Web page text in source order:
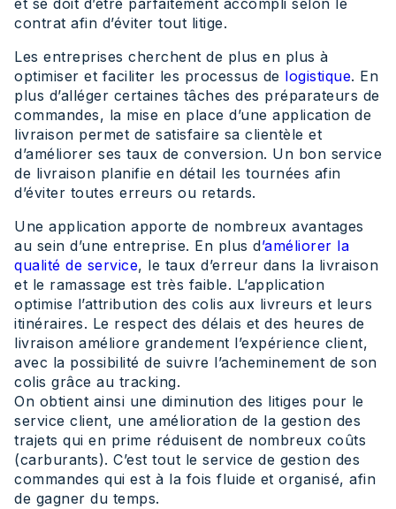
et se doit d’être parfaitement accompli selon le
contrat afin d’éviter tout litige.
Les entreprises cherchent de plus en plus à
optimiser et faciliter les processus de logistique. En
plus d’alléger certaines tâches des préparateurs de
commandes, la mise en place d’une application de
livraison permet de satisfaire sa clientèle et
d’améliorer ses taux de conversion. Un bon service
de livraison planifie en détail les tournées afin
d’éviter toutes erreurs ou retards.
Une application apporte de nombreux avantages
au sein d’une entreprise. En plus d’améliorer la
qualité de service, le taux d’erreur dans la livraison
et le ramassage est très faible. L’application
optimise l’attribution des colis aux livreurs et leurs
itinéraires. Le respect des délais et des heures de
livraison améliore grandement l’expérience client,
avec la possibilité de suivre l’acheminement de son
colis grâce au tracking.
On obtient ainsi une diminution des litiges pour le
service client, une amélioration de la gestion des
trajets qui en prime réduisent de nombreux coûts
(carburants). C’est tout le service de gestion des
commandes qui est à la fois fluide et organisé, afin
de gagner du temps.